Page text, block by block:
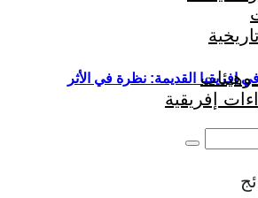
في إفريقيا القديمة: نظرة في الأثر
إفريقية